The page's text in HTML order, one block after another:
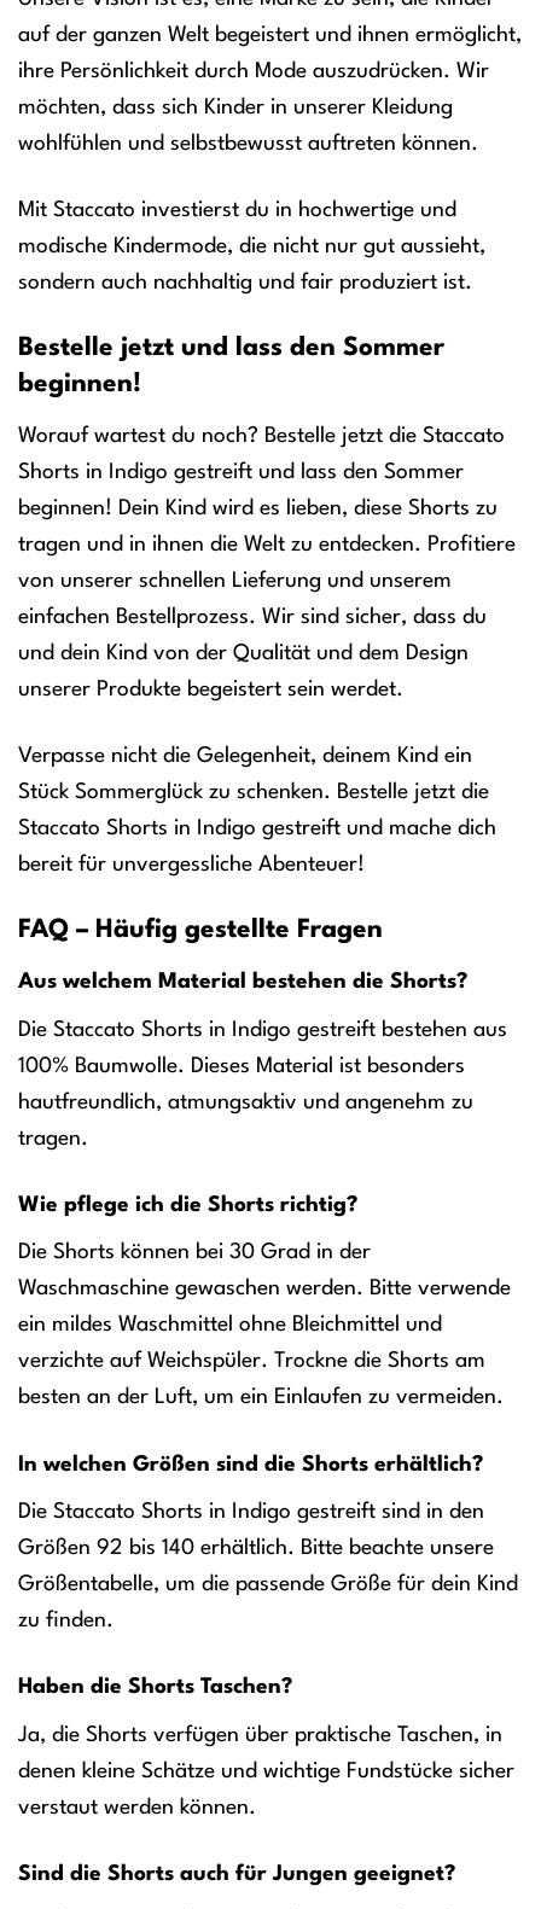
auf der ganzen Welt begeistert und ihnen ermöglicht,
ihre Persönlichkeit durch Mode auszudrücken. Wir
möchten, dass sich Kinder in unserer Kleidung
wohlfühlen und selbstbewusst auftreten können.
Mit Staccato investierst du in hochwertige und
modische Kindermode, die nicht nur gut aussieht,
sondern auch nachhaltig und fair produziert ist.
Bestelle jetzt und lass den Sommer
beginnen!
Worauf wartest du noch? Bestelle jetzt die Staccato
Shorts in Indigo gestreift und lass den Sommer
beginnen! Dein Kind wird es lieben, diese Shorts zu
tragen und in ihnen die Welt zu entdecken. Profitiere
von unserer schnellen Lieferung und unserem
einfachen Bestellprozess. Wir sind sicher, dass du
und dein Kind von der Qualität und dem Design
unserer Produkte begeistert sein werdet.
Verpasse nicht die Gelegenheit, deinem Kind ein
Stück Sommerglück zu schenken. Bestelle jetzt die
Staccato Shorts in Indigo gestreift und mache dich
bereit für unvergessliche Abenteuer!
FAQ – Häufig gestellte Fragen
Aus welchem Material bestehen die Shorts?
Die Staccato Shorts in Indigo gestreift bestehen aus
100% Baumwolle. Dieses Material ist besonders
hautfreundlich, atmungsaktiv und angenehm zu
tragen.
Wie pflege ich die Shorts richtig?
Die Shorts können bei 30 Grad in der
Waschmaschine gewaschen werden. Bitte verwende
ein mildes Waschmittel ohne Bleichmittel und
verzichte auf Weichspüler. Trockne die Shorts am
besten an der Luft, um ein Einlaufen zu vermeiden.
In welchen Größen sind die Shorts erhältlich?
Die Staccato Shorts in Indigo gestreift sind in den
Größen 92 bis 140 erhältlich. Bitte beachte unsere
Größentabelle, um die passende Größe für dein Kind
zu finden.
Haben die Shorts Taschen?
Ja, die Shorts verfügen über praktische Taschen, in
denen kleine Schätze und wichtige Fundstücke sicher
verstaut werden können.
Sind die Shorts auch für Jungen geeignet?